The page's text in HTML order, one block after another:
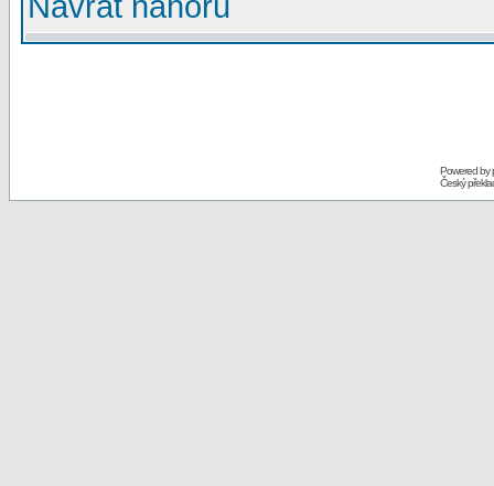
Powered by
Český